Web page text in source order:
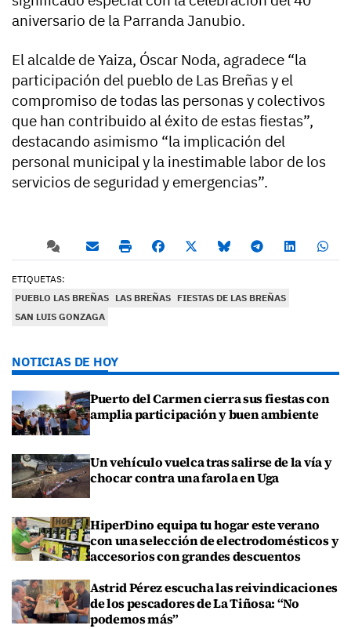
aniversario de la Parranda Janubio.
El alcalde de Yaiza, Óscar Noda, agradece “la
participación del pueblo de Las Breñas y el
compromiso de todas las personas y colectivos
que han contribuido al éxito de estas fiestas”,
destacando asimismo “la implicación del
personal municipal y la inestimable labor de los
servicios de seguridad y emergencias”.
ETIQUETAS:
PUEBLO LAS BREÑAS LAS BREÑAS FIESTAS DE LAS BREÑAS
SAN LUIS GONZAGA
NOTICIAS DE HOY
Puerto del Carmen cierra sus fiestas con
amplia participación y buen ambiente
Un vehículo vuelca tras salirse de la vía y
chocar contra una farola en Uga
HiperDino equipa tu hogar este verano
con una selección de electrodomésticos y
accesorios con grandes descuentos
Astrid Pérez escucha las reivindicaciones
de los pescadores de La Tiñosa: “No
podemos más”